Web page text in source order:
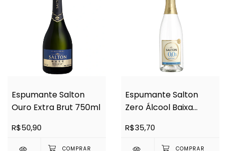
Espumante Salton
Ouro Extra Brut 750ml
R$50,90
Espumante Salton
Zero Álcool Baixa
R$35,70